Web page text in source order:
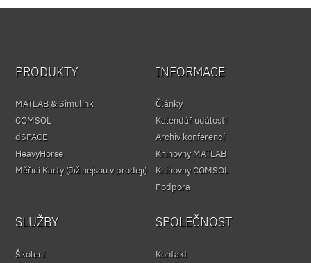
PRODUKTY
MATLAB & Simulink
COMSOL
dSPACE
HeavyHorse
Měřicí Karty (Již nejsou v prodeji)
INFORMACE
Články
Kalendář událostí
Archiv konferencí
Knihovny MATLAB
Knihovny COMSOL
Podpora
SLUŽBY
Školení
SPOLEČNOST
Kontakt